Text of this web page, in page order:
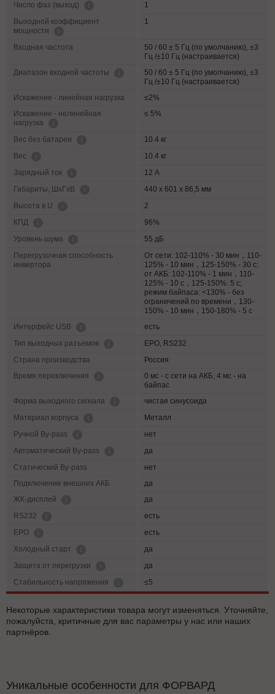
Число фаз (выход)
1
Выходной коэффициент
мощности
1
Входная частота
50 / 60 ± 5 Гц (по умолчанию), ±3
Гц /±10 Гц (настраивается)
Диапазон входной частоты
50 / 60 ± 5 Гц (по умолчанию), ±3
Гц /±10 Гц (настраивается)
Искажение - линейная нагрузка
≤2%
Искажение - нелинейная
нагрузка
≤ 5%
Вес без батареи
10.4 кг
Вес
10.4 кг
Зарядный ток
12 А
Габариты, ШхГхВ
440 x 601 x 86,5 мм
Высота в U
2
КПД
96%
Уровень шума
55 дБ
Перегрузочная способность
инвертора
От сети: 102-110% - 30 мин，110-
125% - 10 мин，125-150% - 30 с;
от АКБ: 102-110% - 1 мин，110-
125% - 10 с，125-150%: 5 с;
режим байпаса: <130% - без
ограничений по времени，130-
150% - 10 мин，150-180% - 5 с
Интерфейс USB
есть
Тип выходных разъемов
EPO, RS232
Страна производства
Россия
Время переключения
0 мс - с сети на АКБ, 4 мс - на
байпас
Форма выходного сигнала
чистая синусоида
Материал корпуса
Металл
Ручной By-pass
нет
Автоматический By-pass
да
Статический By-pass
нет
Подключение внешних АКБ
да
ЖК-дисплей
да
RS232
есть
EPO
есть
Холодный старт
да
Защита от перегрузки
да
Cтабильность напряжения
≤5
Некоторые характеристики товара могут изменяться. Уточняйте,
пожалуйста, критичные для вас параметры у нас или наших
партнёров.
Уникальные особенности для ФОРВАРД